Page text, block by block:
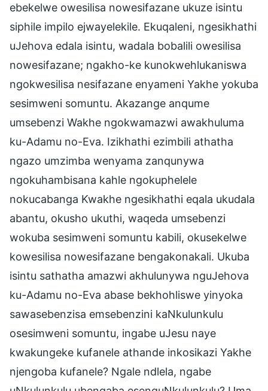
ebekelwe owesilisa nowesifazane ukuze isintu
siphile impilo ejwayelekile. Ekuqaleni, ngesikhathi
uJehova edala isintu, wadala bobalili owesilisa
nowesifazane; ngakho-ke kunokwehlukaniswa
ngokwesilisa nesifazane enyameni Yakhe yokuba
sesimweni somuntu. Akazange anqume
umsebenzi Wakhe ngokwamazwi awakhuluma
ku-Adamu no-Eva. Izikhathi ezimbili athatha
ngazo umzimba wenyama zanqunywa
ngokuhambisana kahle ngokuphelele
nokucabanga Kwakhe ngesikhathi eqala ukudala
abantu, okusho ukuthi, waqeda umsebenzi
wokuba sesimweni somuntu kabili, okusekelwe
kowesilisa nowesifazane bengakonakali. Ukuba
isintu sathatha amazwi akhulunywa nguJehova
ku-Adamu no-Eva abase bekhohliswe yinyoka
sawasebenzisa emsebenzini kaNkulunkulu
osesimweni somuntu, ingabe uJesu naye
kwakungeke kufanele athande inkosikazi Yakhe
njengoba kufanele? Ngale ndlela, ngabe